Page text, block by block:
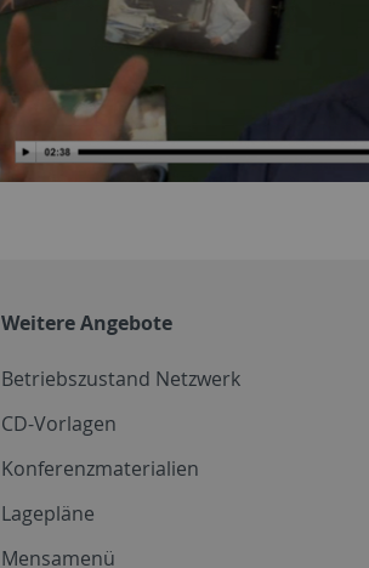
Weitere Angebote
Betriebszustand Netzwerk
CD-Vorlagen
Konferenzmaterialien
Lagepläne
Mensamenü